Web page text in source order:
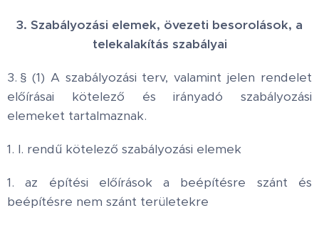
3. Szabályozási elemek, övezeti besorolások, a
telekalakítás szabályai
3. § (1) A szabályozási terv, valamint jelen rendelet
előírásai kötelező és irányadó szabályozási
elemeket tartalmaznak.
1. I. rendű kötelező szabályozási elemek
1. az építési előírások a beépítésre szánt és
beépítésre nem szánt területekre